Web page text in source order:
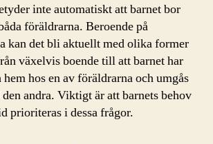
inte automatiskt att barnet bor
föräldrarna. Beroende på
kan det bli aktuellt med olika former
växelvis boende till att barnet har
hos en av föräldrarna och umgås
andra. Viktigt är att barnets behov
prioriteras i dessa frågor.